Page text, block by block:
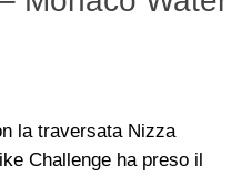
la traversata Nizza
Challenge ha preso il